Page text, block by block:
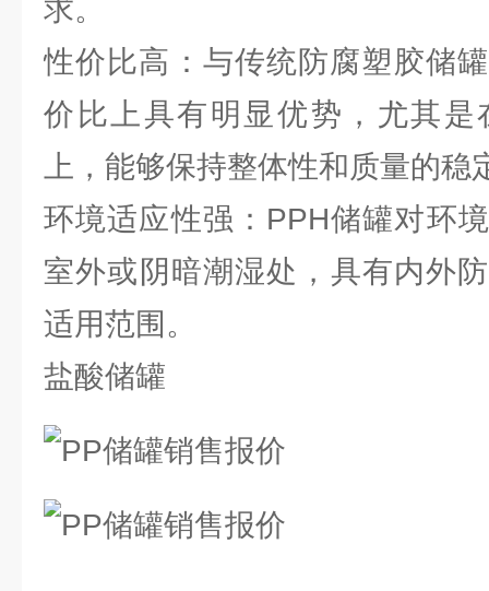
求。
性价比高：与传统防腐塑胶储
价比上具有明显优势，尤其是
上，能够保持整体性和质量的稳
环境适应性强：PPH储罐对环
室外或阴暗潮湿处，具有内外
适用范围。
盐酸储罐